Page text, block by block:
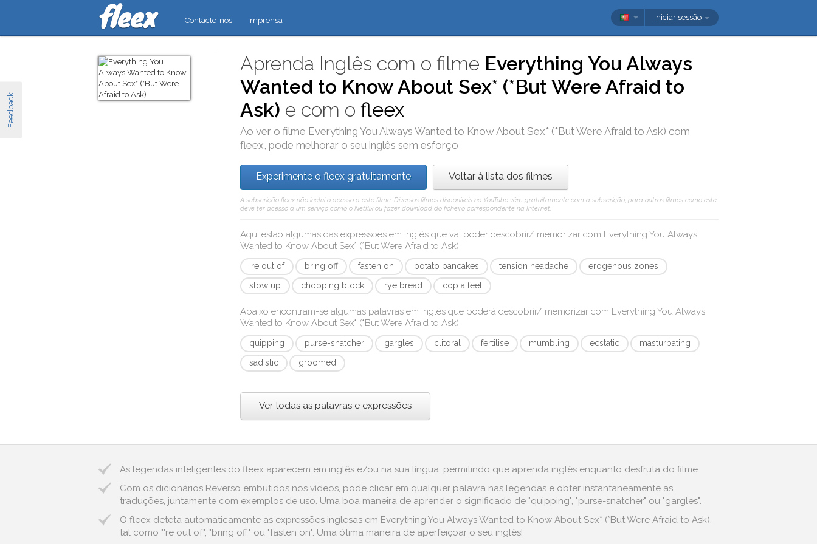
Feedback
Contacte-nos Imprensa Iniciar sessão
Aprenda Inglês com o filme Everything You Always
Wanted to Know About Sex* (*But Were Afraid to
Ask) e com ofleex
Ao ver o filme Everything You Always Wanted to Know About Sex* (*But Were Afraid to Ask) com
fleex, pode melhorar o seu inglês sem esforço
Experimente o fleex gratuitamente Voltar à lista dos filmes
A subscrição fleex não inclui o acesso a este filme. Diversos filmes disponíveis no YouTube vêm gratuitamente com a subscrição; para outros filmes como este,
deve ter acesso a um serviço como o Netflix ou fazer download do ficheiro correspondente na Internet.
Aqui estão algumas das expressões em inglês que vai poder descobrir/ memorizar com Everything You Always
Wanted to Know About Sex* (*But Were Afraid to Ask):
're out of bring off fasten on potato pancakes tension headache
erogenous zones
slow up
chopping block rye bread cop a feel
Abaixo encontram-se algumas palavras em inglês que poderá descobrir/ memorizar com Everything You Always
Wanted to Know About Sex* (*But Were Afraid to Ask):
quipping purse-snatcher gargles clitoral fertilise mumbling ecstatic
masturbating
sadistic
groomed
Ver todas as palavras e expressões
As legendas inteligentes do fleex aparecem em inglês e/ou na sua língua, permitindo que aprenda inglês enquanto desfruta do filme.
Com os dicionários Reverso embutidos nos vídeos, pode clicar em qualquer palavra nas legendas e obter instantaneamente as
traduções, juntamente com exemplos de uso. Uma boa maneira de aprender o significado de "quipping", "purse-snatcher" ou "gargles".
O fleex deteta automaticamente as expressões inglesas em Everything You Always Wanted to Know About Sex* (*But Were Afraid to Ask),
tal como "'re out of", "bring off" ou "fasten on". Uma ótima maneira de aperfeiçoar o seu inglês!